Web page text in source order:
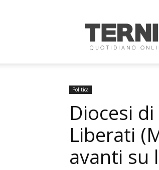
Oggi
Politica
Diocesi
Liberati
avanti su